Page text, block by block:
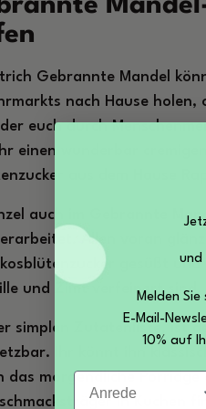
Gebrannte Mandel
nach Hause holen,
euch durch
einen wunderbar
aus dem Hause
auch im Gebrannte
Allen voran
gesüßt und
und Zimt verfeinert sind.
simplen Zutatenliste, ist
Ihr könnt ihn
das morgendliche Porridge
in Kuchen
und
Melden Sie
E-Mail-
10% auf
Anrede